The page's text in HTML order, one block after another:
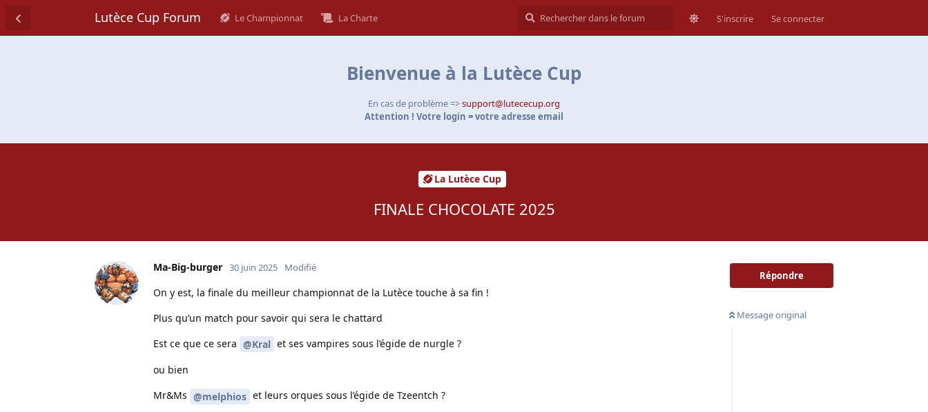
Lutèce Cup Forum Le Championnat La Charte S'inscrire Se connecter
Bienvenue à la Lutèce Cup
En cas de problème =>support@lutececup.org
Attention ! Votre login = votre adresse email
La Lutèce Cup
FINALE CHOCOLATE 2025
Répondre
Message original
Ma-Big-burger 30 juin 2025 Modifié
On y est, la finale du meilleur championnat de la Lutèce touche à sa fin !
Plus qu’un match pour savoir qui sera le chattard
Est ce que ce sera @Kral et ses vampires sous l’égide de nurgle ?
ou bien
Mr&Ms @melphios et leurs orques sous l’égide de Tzeentch ?